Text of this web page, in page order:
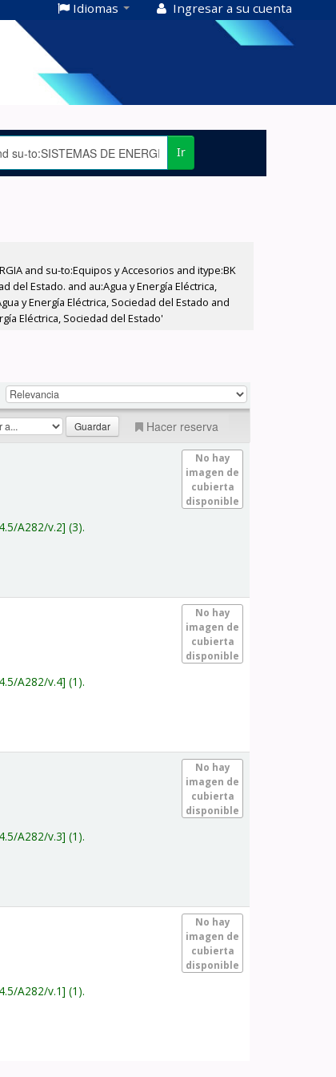
Idiomas Ingresar a su cuenta
Ir
and su-to:Equipos y Accesorios and itype:BK
del Estado. and au:Agua y Energía Eléctrica,
y Energía Eléctrica, Sociedad del Estado and
Eléctrica, Sociedad del Estado'
Hacer reserva
No hay
imagen de
cubierta
disponible
A282/v.2 (3).
No hay
imagen de
cubierta
disponible
A282/v.4 (1).
No hay
imagen de
cubierta
disponible
A282/v.3 (1).
No hay
imagen de
cubierta
disponible
A282/v.1 (1).